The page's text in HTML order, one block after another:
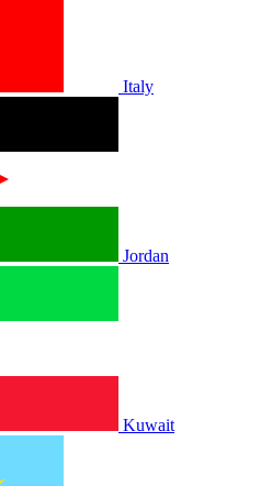
Italy
Jordan
Kuwait